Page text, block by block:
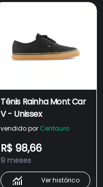
Tênis Rainha Mont Car
V - Unissex
vendido por Centauro
R$ 98,66
9 meses
Ver histórico